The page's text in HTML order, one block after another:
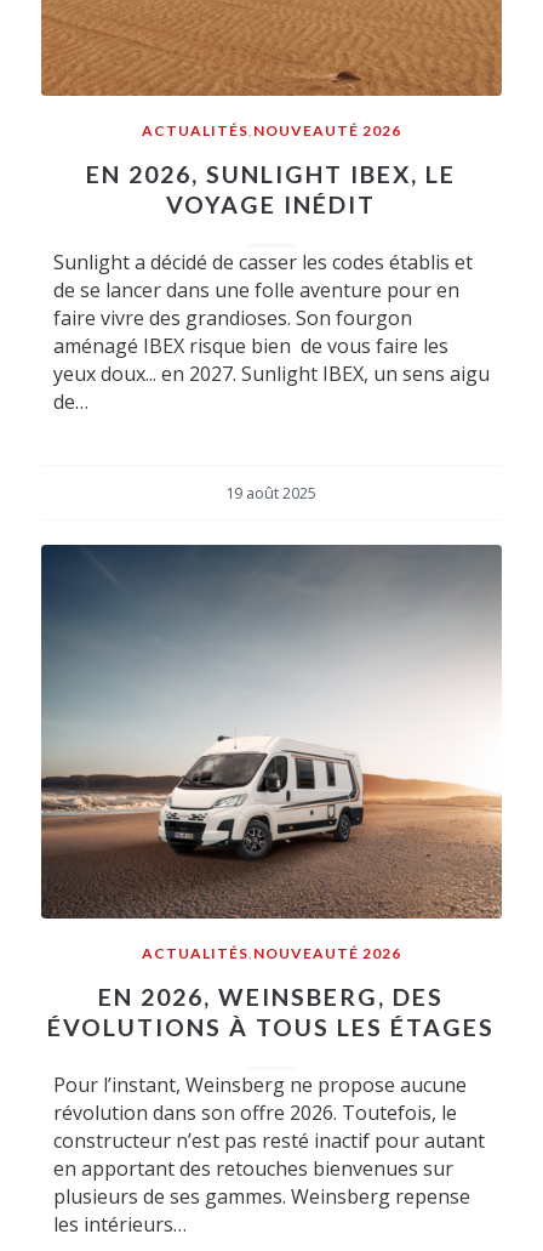
ACTUALITÉS NOUVEAUTÉ 2026
EN 2026, SUNLIGHT IBEX, LE
VOYAGE INÉDIT
Sunlight a décidé de casser les codes établis et
de se lancer dans une folle aventure pour en
faire vivre des grandioses. Son fourgon
aménagé IBEX risque bien de vous faire les
yeux doux... en 2027. Sunlight IBEX, un sens aigu
de…
19 août 2025
ACTUALITÉS NOUVEAUTÉ 2026
EN 2026, WEINSBERG, DES
ÉVOLUTIONS À TOUS LES ÉTAGES
Pour l’instant, Weinsberg ne propose aucune
révolution dans son offre 2026. Toutefois, le
constructeur n’est pas resté inactif pour autant
en apportant des retouches bienvenues sur
plusieurs de ses gammes. Weinsberg repense
les intérieurs…